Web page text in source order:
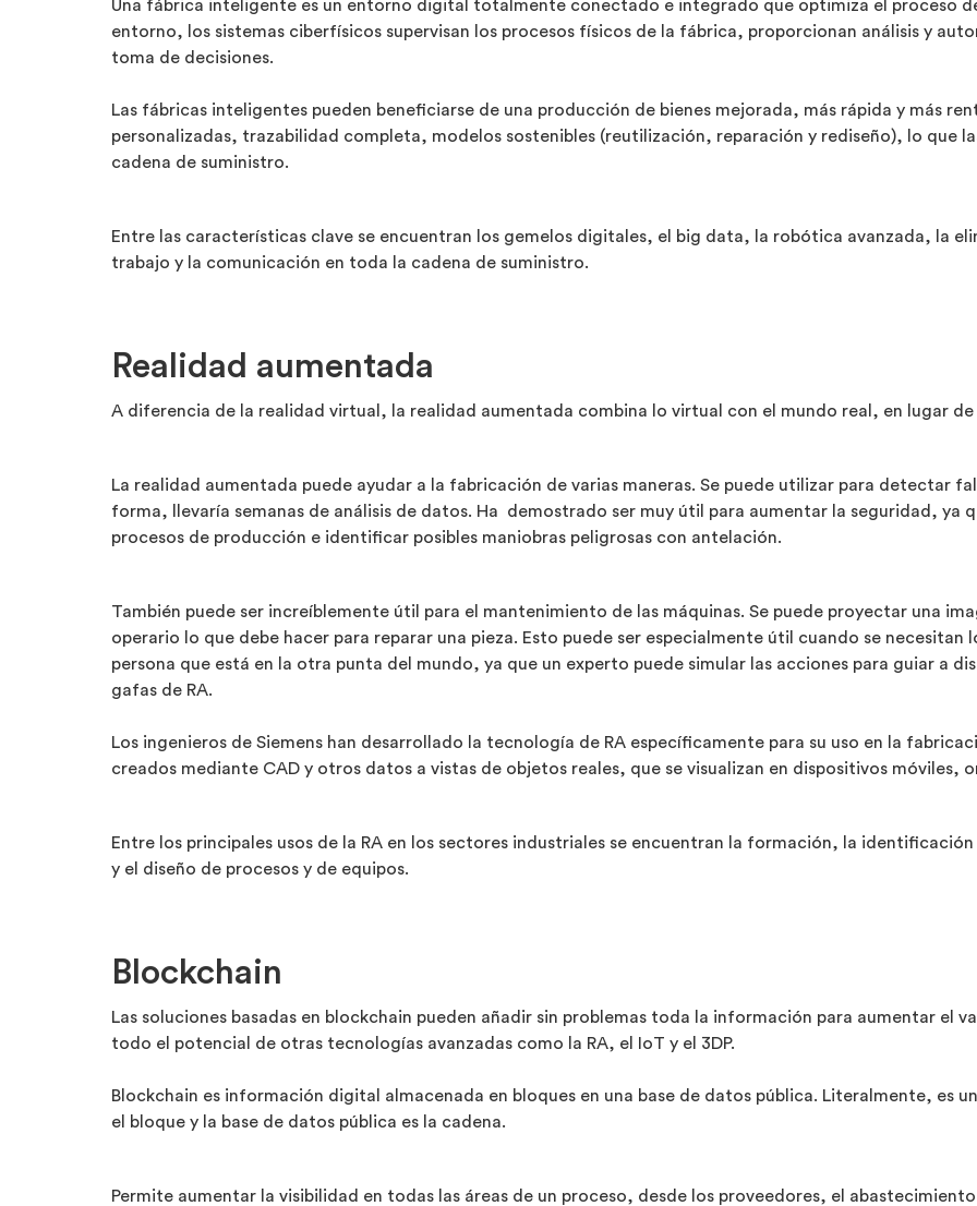
Una fábrica inteligente es un entorno digital totalmente conectado e integrado que optimiza el proceso
entorno, los sistemas ciberfísicos supervisan los procesos físicos de la fábrica, proporcionan análisis y
toma de decisiones.
Las fábricas inteligentes pueden beneficiarse de una producción de bienes mejorada, más rápida y más
personalizadas, trazabilidad completa, modelos sostenibles (reutilización, reparación y rediseño), lo que
cadena de suministro.
Entre las características clave se encuentran los gemelos digitales, el big data, la robótica avanzada, la
trabajo y la comunicación en toda la cadena de suministro.
Realidad aumentada
A diferencia de la realidad virtual, la realidad aumentada combina lo virtual con el mundo real, en lugar
La realidad aumentada puede ayudar a la fabricación de varias maneras. Se puede utilizar para detectar
forma, llevaría semanas de análisis de datos. Ha demostrado ser muy útil para aumentar la seguridad, ya
procesos de producción e identificar posibles maniobras peligrosas con antelación.
También puede ser increíblemente útil para el mantenimiento de las máquinas. Se puede proyectar una
operario lo que debe hacer para reparar una pieza. Esto puede ser especialmente útil cuando se necesitan
persona que está en la otra punta del mundo, ya que un experto puede simular las acciones para guiar a
gafas de RA.
Los ingenieros de Siemens han desarrollado la tecnología de RA específicamente para su uso en la
creados mediante CAD y otros datos a vistas de objetos reales, que se visualizan en dispositivos móviles,
Entre los principales usos de la RA en los sectores industriales se encuentran la formación, la
y el diseño de procesos y de equipos.
Blockchain
Las soluciones basadas en blockchain pueden añadir sin problemas toda la información para aumentar el
todo el potencial de otras tecnologías avanzadas como la RA, el IoT y el 3DP.
Blockchain es información digital almacenada en bloques en una base de datos pública. Literalmente, es
el bloque y la base de datos pública es la cadena.
Permite aumentar la visibilidad en todas las áreas de un proceso, desde los proveedores, el